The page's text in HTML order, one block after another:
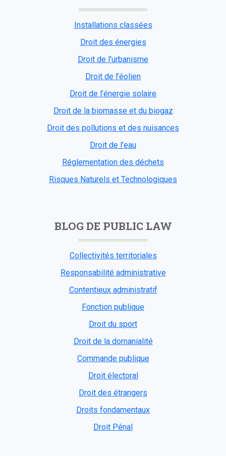
Installations classées
Droit des énergies
Droit de l'urbanisme
Droit de l’éolien
Droit de l’énergie solaire
Droit de la biomasse et du biogaz
Droit des pollutions et des nuisances
Droit de l’eau
Réglementation des déchets
Risques Naturels et Technologiques
BLOG DE PUBLIC LAW
Collectivités territoriales
Responsabilité administrative
Contentieux administratif
Fonction publique
Droit du sport
Droit de la domanialité
Commande publique
Droit électoral
Droit des étrangers
Droits fondamentaux
Droit Pénal